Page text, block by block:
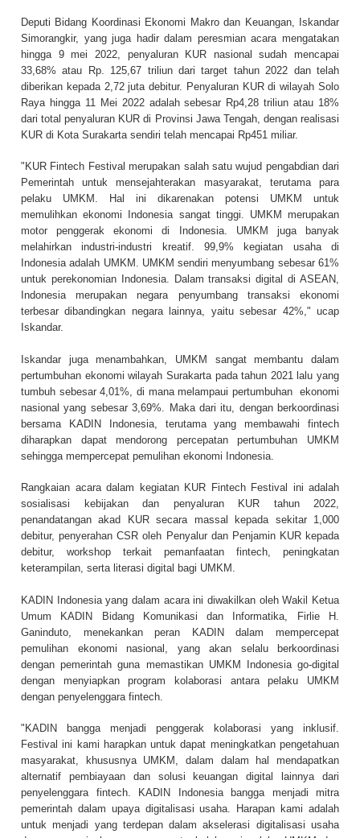
Deputi Bidang Koordinasi Ekonomi Makro dan Keuangan, Iskandar
Simorangkir, yang juga hadir dalam peresmian acara mengatakan
hingga 9 mei 2022, penyaluran KUR nasional sudah mencapai
33,68% atau Rp. 125,67 triliun dari target tahun 2022 dan telah
diberikan kepada 2,72 juta debitur. Penyaluran KUR di wilayah Solo
Raya hingga 11 Mei 2022 adalah sebesar Rp4,28 triliun atau 18%
dari total penyaluran KUR di Provinsi Jawa Tengah, dengan realisasi
KUR di Kota Surakarta sendiri telah mencapai Rp451 miliar.
"KUR Fintech Festival merupakan salah satu wujud pengabdian dari
Pemerintah untuk mensejahterakan masyarakat, terutama para
pelaku UMKM. Hal ini dikarenakan potensi UMKM untuk
memulihkan ekonomi Indonesia sangat tinggi. UMKM merupakan
motor penggerak ekonomi di Indonesia. UMKM juga banyak
melahirkan industri-industri kreatif. 99,9% kegiatan usaha di
Indonesia adalah UMKM. UMKM sendiri menyumbang sebesar 61%
untuk perekonomian Indonesia. Dalam transaksi digital di ASEAN,
Indonesia merupakan negara penyumbang transaksi ekonomi
terbesar dibandingkan negara lainnya, yaitu sebesar 42%," ucap
Iskandar.
Iskandar juga menambahkan, UMKM sangat membantu dalam
pertumbuhan ekonomi wilayah Surakarta pada tahun 2021 lalu yang
tumbuh sebesar 4,01%, di mana melampaui pertumbuhan ekonomi
nasional yang sebesar 3,69%. Maka dari itu, dengan berkoordinasi
bersama KADIN Indonesia, terutama yang membawahi fintech
diharapkan dapat mendorong percepatan pertumbuhan UMKM
sehingga mempercepat pemulihan ekonomi Indonesia.
Rangkaian acara dalam kegiatan KUR Fintech Festival ini adalah
sosialisasi kebijakan dan penyaluran KUR tahun 2022,
penandatangan akad KUR secara massal kepada sekitar 1,000
debitur, penyerahan CSR oleh Penyalur dan Penjamin KUR kepada
debitur, workshop terkait pemanfaatan fintech, peningkatan
keterampilan, serta literasi digital bagi UMKM.
KADIN Indonesia yang dalam acara ini diwakilkan oleh Wakil Ketua
Umum KADIN Bidang Komunikasi dan Informatika, Firlie H.
Ganinduto, menekankan peran KADIN dalam mempercepat
pemulihan ekonomi nasional, yang akan selalu berkoordinasi
dengan pemerintah guna memastikan UMKM Indonesia go-digital
dengan menyiapkan program kolaborasi antara pelaku UMKM
dengan penyelenggara fintech.
"KADIN bangga menjadi penggerak kolaborasi yang inklusif.
Festival ini kami harapkan untuk dapat meningkatkan pengetahuan
masyarakat, khususnya UMKM, dalam dalam hal mendapatkan
alternatif pembiayaan dan solusi keuangan digital lainnya dari
penyelenggara fintech. KADIN Indonesia bangga menjadi mitra
pemerintah dalam upaya digitalisasi usaha. Harapan kami adalah
untuk menjadi yang terdepan dalam akselerasi digitalisasi usaha